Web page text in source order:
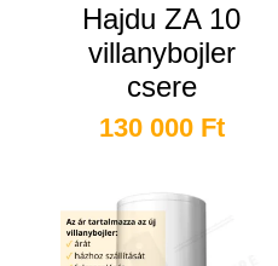
Hajdu ZA 10
villanybojler
csere
130 000 Ft